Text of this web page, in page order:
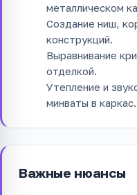
металлическом
Создание ниш,
конструкций.
Выравнивание
отделкой.
Утепление и
минваты в каркас.
Важные нюансы